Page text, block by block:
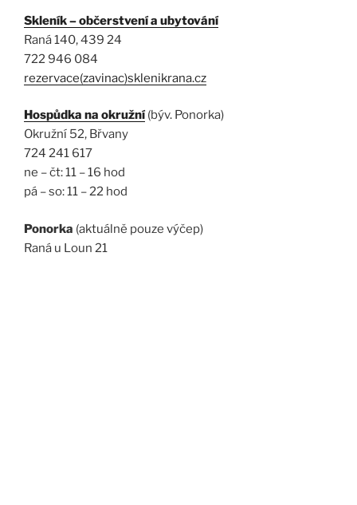
Skleník – občerstvení a ubytování
Raná 140, 439 24
722 946 084
rezervace(zavinac)sklenikrana.cz
Hospůdka na okružní(býv. Ponorka)
Okružní 52, Břvany
724 241 617
ne – čt: 11 – 16 hod
pá – so: 11 – 22 hod
Ponorka (aktuálně pouze výčep)
Raná u Loun 21